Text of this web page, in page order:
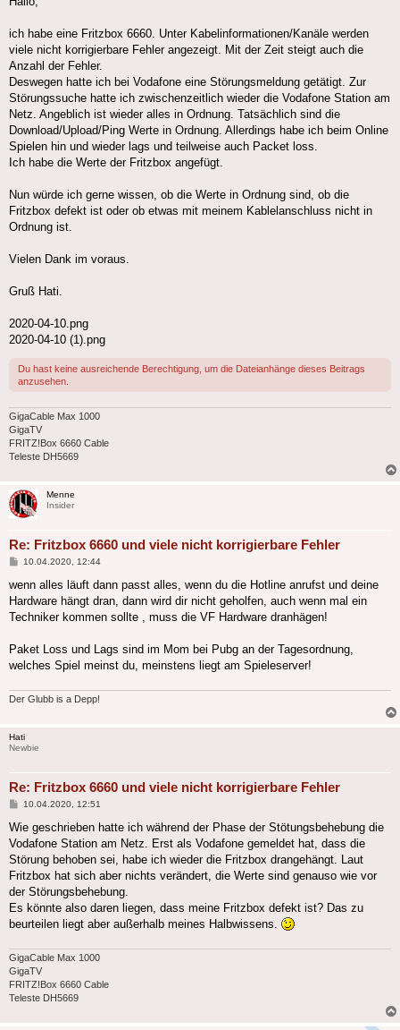
ich habe eine Fritzbox 6660. Unter Kabelinformationen/Kanäle werden
viele nicht korrigierbare Fehler angezeigt. Mit der Zeit steigt auch die
Anzahl der Fehler.
Deswegen hatte ich bei Vodafone eine Störungsmeldung getätigt. Zur
Störungssuche hatte ich zwischenzeitlich wieder die Vodafone Station am
Netz. Angeblich ist wieder alles in Ordnung. Tatsächlich sind die
Download/Upload/Ping Werte in Ordnung. Allerdings habe ich beim Online
Spielen hin und wieder lags und teilweise auch Packet loss.
Ich habe die Werte der Fritzbox angefügt.
Nun würde ich gerne wissen, ob die Werte in Ordnung sind, ob die
Fritzbox defekt ist oder ob etwas mit meinem Kablelanschluss nicht in
Ordnung ist.
Vielen Dank im voraus.
Gruß Hati.
2020-04-10.png
2020-04-10 (1).png
Du hast keine ausreichende Berechtigung, um die Dateianhänge dieses Beitrags
anzusehen.
GigaCable Max 1000
GigaTV
FRITZ!Box 6660 Cable
Teleste DH5669
Menne
Insider
Re: Fritzbox 6660 und viele nicht korrigierbare Fehler
Beitrag
10.04.2020, 12:44
wenn alles läuft dann passt alles, wenn du die Hotline anrufst und deine
Hardware hängt dran, dann wird dir nicht geholfen, auch wenn mal ein
Techniker kommen sollte , muss die VF Hardware dranhägen!
Paket Loss und Lags sind im Mom bei Pubg an der Tagesordnung,
welches Spiel meinst du, meinstens liegt am Spieleserver!
Der Glubb is a Depp!
Hati
Newbie
Re: Fritzbox 6660 und viele nicht korrigierbare Fehler
Beitrag
10.04.2020, 12:51
Wie geschrieben hatte ich während der Phase der Stötungsbehebung die
Vodafone Station am Netz. Erst als Vodafone gemeldet hat, dass die
Störung behoben sei, habe ich wieder die Fritzbox drangehängt. Laut
Fritzbox hat sich aber nichts verändert, die Werte sind genauso wie vor
der Störungsbehebung.
Es könnte also daren liegen, dass meine Fritzbox defekt ist? Das zu
beurteilen liegt aber außerhalb meines Halbwissens.
GigaCable Max 1000
GigaTV
FRITZ!Box 6660 Cable
Teleste DH5669